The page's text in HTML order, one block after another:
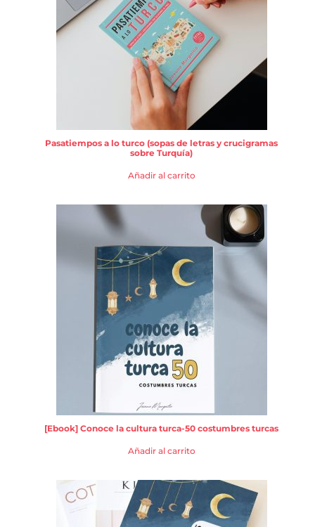
Pasatiempos a lo turco (sopas de letras y crucigramas
sobre Turquía)
Añadir al carrito
[Ebook] Conoce la cultura turca-50 costumbres turcas
Añadir al carrito